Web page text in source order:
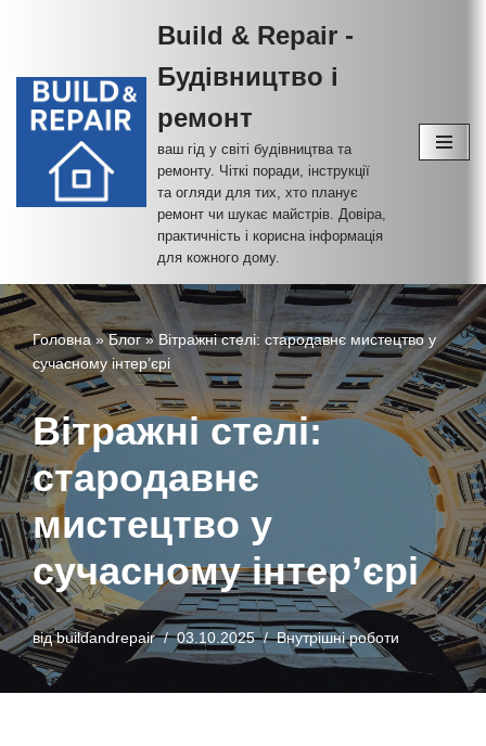
до
вмісту
Build & Repair -
Будівництво і
ремонт
ваш гід у світі будівництва та
ремонту. Чіткі поради, інструкції
та огляди для тих, хто планує
ремонт чи шукає майстрів. Довіра,
практичність і корисна інформація
для кожного дому.
Головна»Блог»Вітражні стелі: стародавнє мистецтво у
сучасному інтер’єрі
Вітражні стелі:
стародавнє
мистецтво у
сучасному інтер’єрі
відbuildandrepair 03.10.2025 Внутрішні роботи